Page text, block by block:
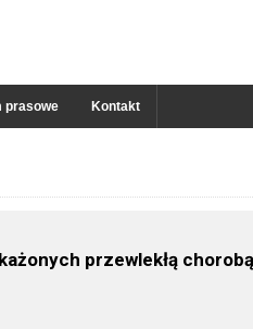
prasowe Kontakt
przewlekłą